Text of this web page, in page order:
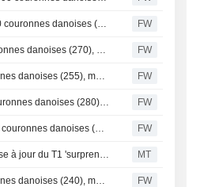
Danske Bank relève son objectif de cours sur ISS à 290 couronnes danoises (260), maintient sa recommandation à 'conserver' - BN FW
Nordea relève son objectif de cours sur ISS à 320 couronnes danoises (270), maintient son conseil à l'achat FW
Oddo relève son objectif de cours sur ISS à 285 couronnes danoises (255), maintient son avis neutre - BN FW
DNB Carnegie relève l'objectif de cours d'ISS à 300 couronnes danoises (280), maintient son conseil à l'achat FW
BNP Paribas relève son objectif de cours sur ISS à 246 couronnes danoises (235), maintient son avis Neutre - BN FW
Berenberg relève l'objectif de cours d'ISS après une mise à jour du T1 'surprenante de vigueur' MT
Oddo relève son objectif de cours sur ISS à 255 couronnes danoises (240), maintient son opinion Neutre - BN FW